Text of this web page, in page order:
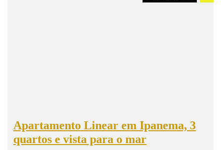
Apartamento Linear em Ipanema, 3
quartos e vista para o mar